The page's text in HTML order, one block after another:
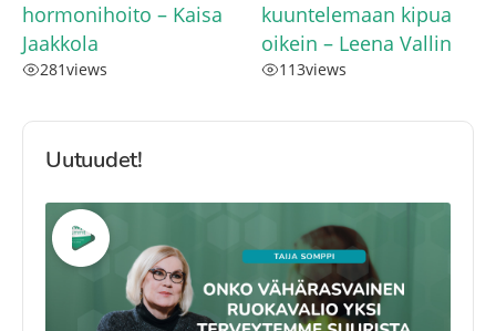
hormonihoito – Kaisa
Jaakkola
281views
kuuntelemaan kipua
oikein – Leena Vallin
113views
Uutuudet!